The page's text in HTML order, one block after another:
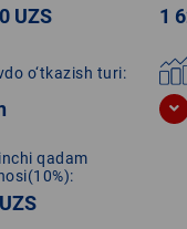
UZS 1
o‘tkazish turi:
qadam